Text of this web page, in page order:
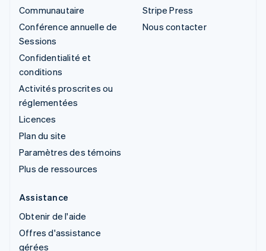
Communautaire
Conférence annuelle de
Sessions
Confidentialité et
conditions
Activités proscrites ou
réglementées
Licences
Plan du site
Paramètres des témoins
Plus de ressources
Stripe Press
Nous contacter
Assistance
Obtenir de l'aide
Offres d'assistance
gérées